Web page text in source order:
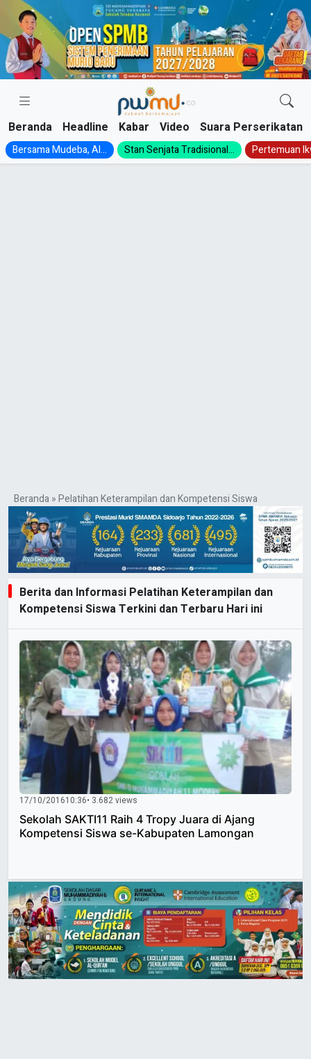
Skip
content
Beranda Headline Kabar Video Suara Perserikatan
Bersama Mudeba, Al... Stan Senjata Tradisional... Pertemuan
Beranda»Pelatihan Keterampilan dan Kompetensi Siswa
Berita dan Informasi Pelatihan Keterampilan dan
Kompetensi Siswa Terkini dan Terbaru Hari ini
17/10/201610:36• 3.682 views
Sekolah SAKTI11 Raih 4 Tropy Juara di Ajang
Kompetensi Siswa se-Kabupaten Lamongan